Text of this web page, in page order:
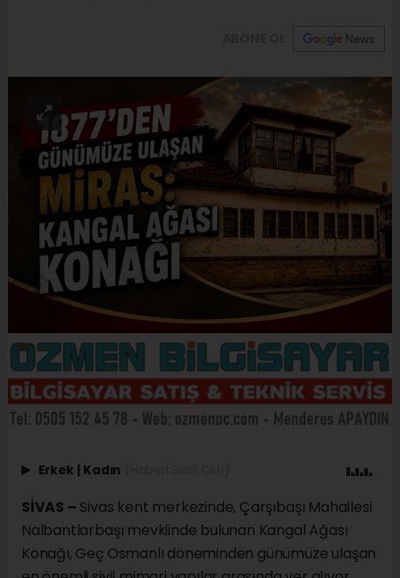
Erkek | Kadın
SİVAS – Sivas kent merkezinde, Çarşıbaşı Mahallesi
Nalbantlarbaşı mevkiinde bulunan Kangal Ağası
Konağı, Geç Osmanlı döneminden günümüze ulaşan